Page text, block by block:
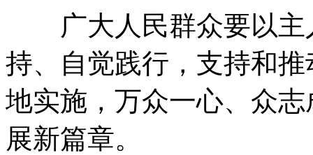
广大人民群众要以主
持、自觉践行 ， 支持和推
地实施 ， 万众一心、众志
展新篇章。